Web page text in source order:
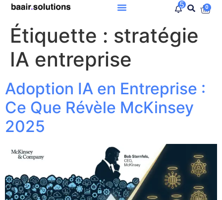
5 0
Étiquette : stratégie
IA entreprise
Adoption IA en Entreprise :
Ce Que Révèle McKinsey
2025